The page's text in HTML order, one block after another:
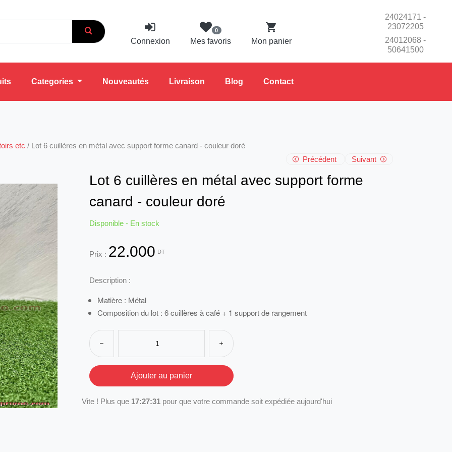
Connexion
0
Mes favoris Mon panier
24024171 -
23072205
24012068 -
50641500
Categories Nouveautés Livraison Blog Contact
etc / Lot 6 cuillères en métal avec support forme canard - couleur doré
Précédent
Suivant
Lot 6 cuillères en métal avec support forme
canard - couleur doré
Disponible - En stock
Prix : 22.000 DT
Description :
Matière : Métal
Composition du lot : 6 cuillères à café + 1 support de rangement
Vite ! Plus que 17:27:31 pour que votre commande soit expédiée aujourd'hui